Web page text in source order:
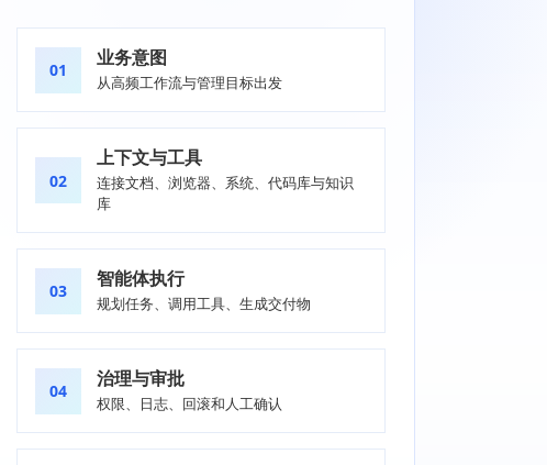
01
业务意图
从高频工作流与管理目标出发
02
上下文与工具
连接文档、浏览器、系统、代码库与知识
库
03
智能体执行
规划任务、调用工具、生成交付物
04
治理与审批
权限、日志、回滚和人工确认